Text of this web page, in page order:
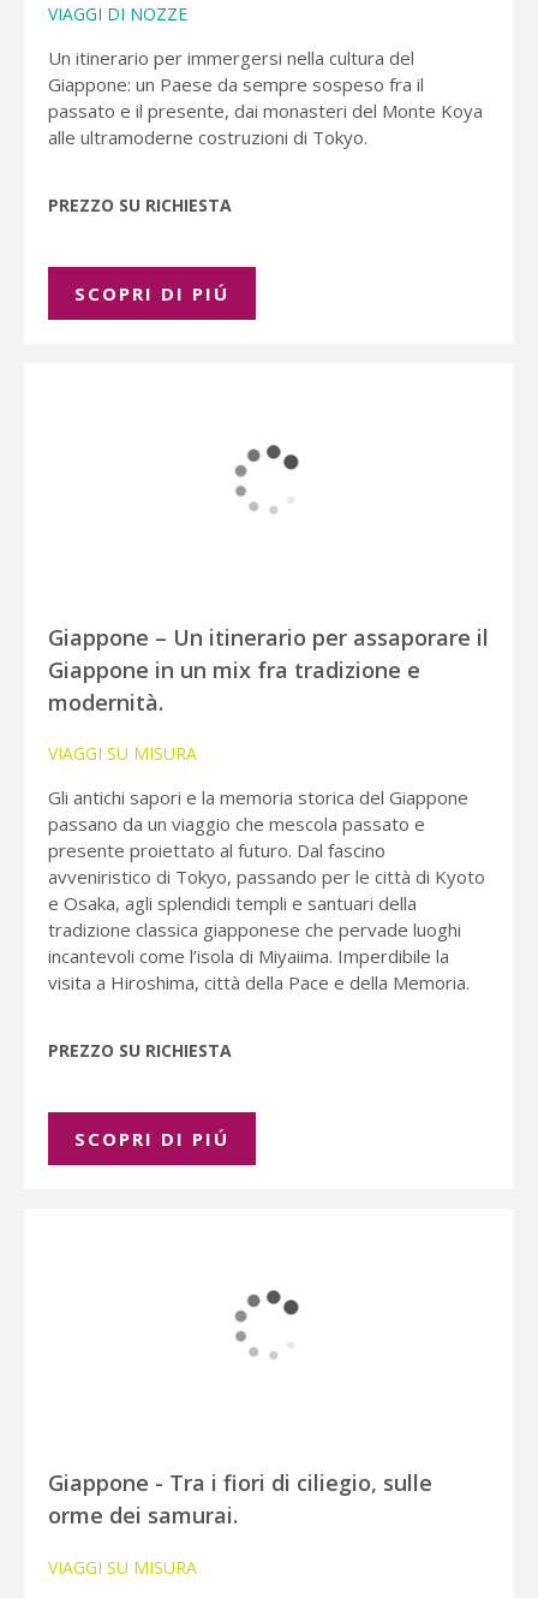
VIAGGI DI NOZZE
Un itinerario per immergersi nella cultura del
Giappone: un Paese da sempre sospeso fra il
passato e il presente, dai monasteri del Monte Koya
alle ultramoderne costruzioni di Tokyo.
PREZZO SU RICHIESTA
SCOPRI DI PIÚ
Giappone – Un itinerario per assaporare il
Giappone in un mix fra tradizione e
modernità.
VIAGGI SU MISURA
Gli antichi sapori e la memoria storica del Giappone
passano da un viaggio che mescola passato e
presente proiettato al futuro. Dal fascino
avveniristico di Tokyo, passando per le città di Kyoto
e Osaka, agli splendidi templi e santuari della
tradizione classica giapponese che pervade luoghi
incantevoli come l’isola di Miyaiima. Imperdibile la
visita a Hiroshima, città della Pace e della Memoria.
PREZZO SU RICHIESTA
SCOPRI DI PIÚ
Giappone - Tra i fiori di ciliegio, sulle
orme dei samurai.
VIAGGI SU MISURA